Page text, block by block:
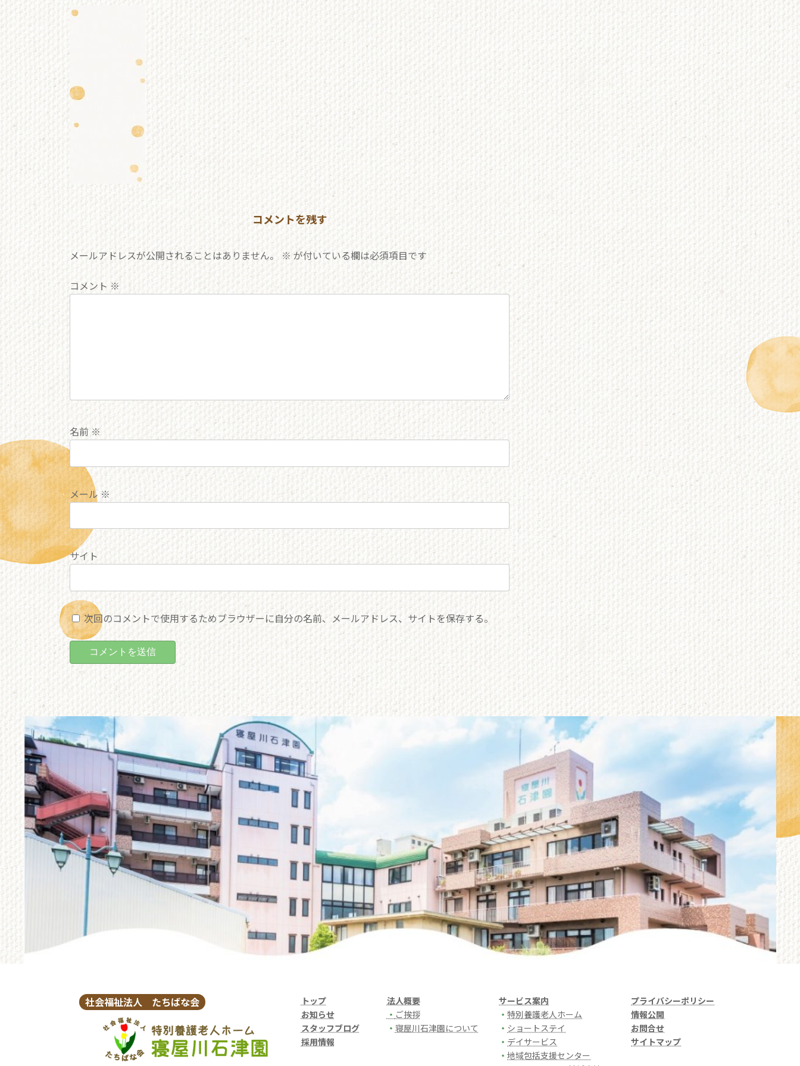
新
コメントを残す
メールアドレスが公開されることはありません。 ※ が付いている欄は必須項目です
コメント ※
名前 ※
メール ※
サイト
次回のコメントで使用するためブラウザーに自分の名前、メールアドレス、サイトを保存する。
社会福祉法人 たちばな会
トップ
お知らせ
スタッフブログ
採用情報
法人概要
・ ご挨拶
・ 寝屋川石津園について
サービス案内
・特別養護老人ホーム
・ ショートステイ
・ デイサービス
・地域包括支援センター
プライバシーポリシー
情報公開
お問合せ
サイトマップ